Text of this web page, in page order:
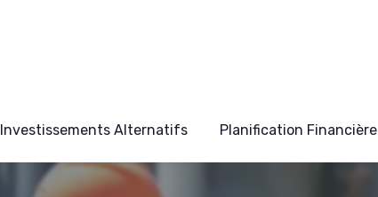
Investissements Alternatifs Planification Financière